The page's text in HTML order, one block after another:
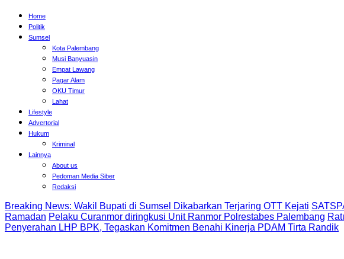
Home
Politik
Sumsel
Kota Palembang
Musi Banyuasin
Empat Lawang
Pagar Alam
OKU Timur
Lifestyle
Advertorial
Hukum
Lainnya
About us
Pedoman Media Siber
Breaking News: Wakil Bupati di Sumsel Dikabarkan Terjaring OTT Kejati
Amankan Pejuang Ramadan Pelaku Curanmor diringkusi Unit Ranmor